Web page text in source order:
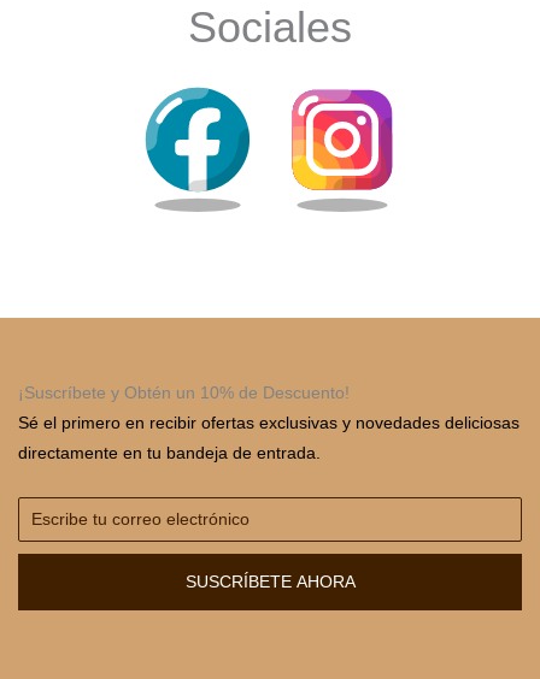
Sociales
¡Suscríbete y Obtén un 10% de Descuento!
Sé el primero en recibir ofertas exclusivas y novedades deliciosas
directamente en tu bandeja de entrada.
SUSCRÍBETE AHORA